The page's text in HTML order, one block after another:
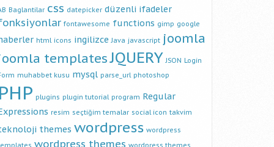
Baglantilar css datepicker düzenli ifadeler
fontawesome functions gimp google
html icons ingilizce Java javascript joomla
templatesJQUERY JSON Login
muhabbet kusu mysql parse_url photoshop
plugins plugin tutorial program Regular
resim seçtiğim temalar social icon takvim
themes wordpress wordpress
wordpress themes